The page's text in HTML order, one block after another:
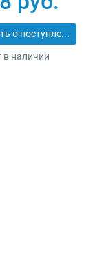
Сообщить о поступлении
в наличии